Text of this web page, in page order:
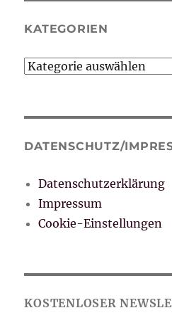
KATEGORIEN
Kategorien
DATENSCHUTZ/
Datenschutzerklärung
Impressum
Cookie-Einstellungen